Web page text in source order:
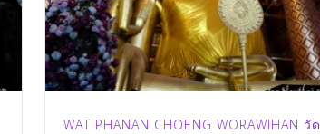
WAT PHANAN CHOENG WORAWIHAN วัด